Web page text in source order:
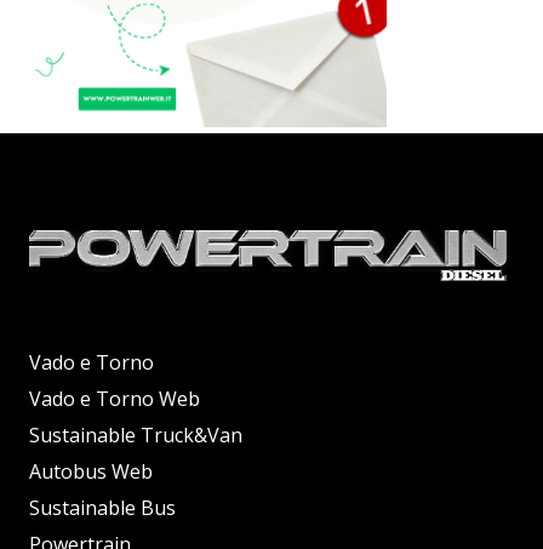
Vado e Torno
Vado e Torno Web
Sustainable Truck&Van
Autobus Web
Sustainable Bus